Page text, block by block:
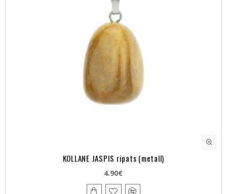
KOLLANE JASPIS ripats (metall)
4.90€